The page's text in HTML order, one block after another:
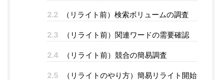
2.2 （リライト前）検索ボリュームの調査
2.3 （リライト前）関連ワードの需要確認
2.4 （リライト前）競合の簡易調査
2.5 （リライトのやり方）簡易リライト開始